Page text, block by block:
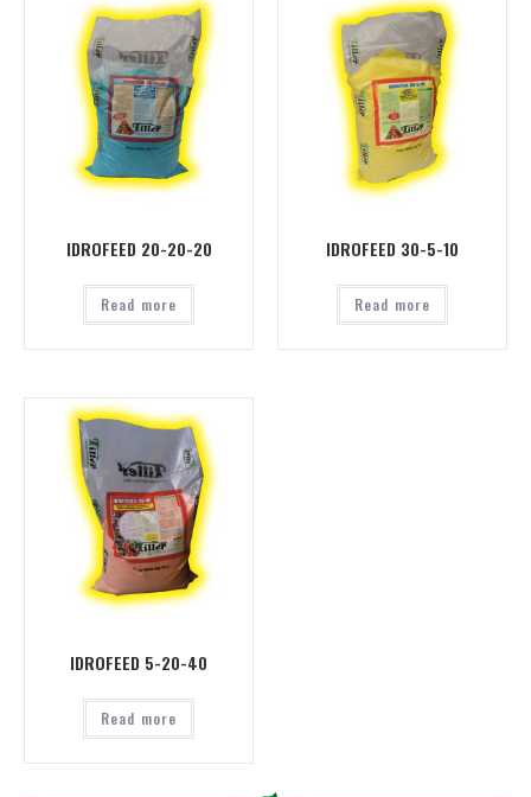
IDROFEED 20-20-20
Read more
IDROFEED 30-5-10
Read more
IDROFEED 5-20-40
Read more